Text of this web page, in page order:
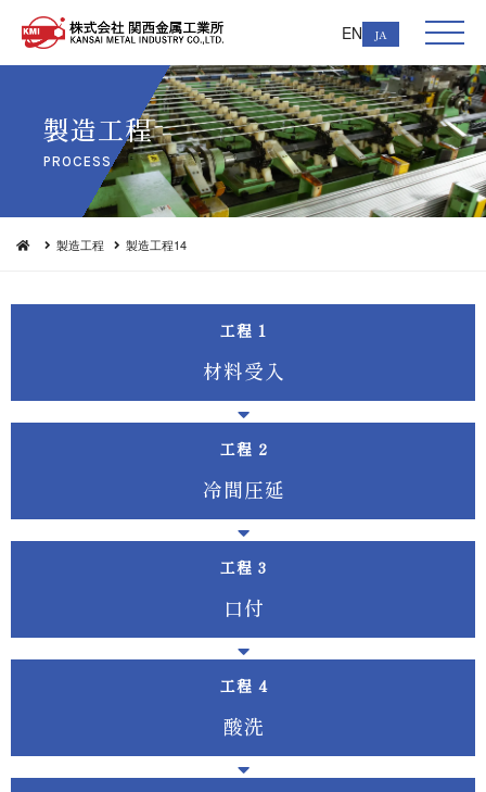
EN JA
製 造 工 程
PRO C E S S
製造工程 製造工程14
工程
材 料 受 入
工程
冷 間 圧 延
工程
口 付
工程
酸 洗